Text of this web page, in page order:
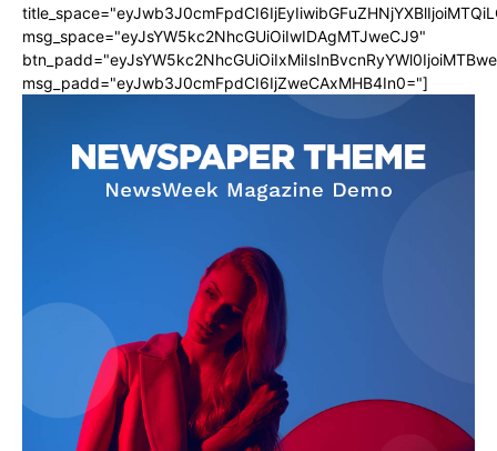
msg_space="eyJsYW5kc2NhcGUiOiIwIDAgMTJweCJ9"
msg_padd="eyJwb3J0cmFpdCI6IjZweCAxMHB4In0="]